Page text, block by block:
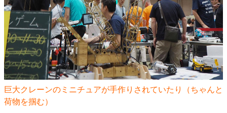
巨大クレーンのミニチュアが手作りされていたり（ちゃんと
荷物を掴む）